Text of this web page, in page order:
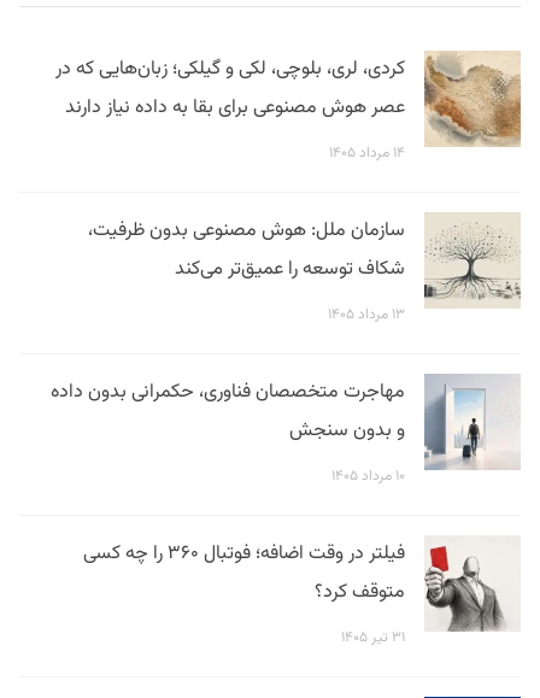
کردی، لری، بلوچی، لکی و گیلکی؛ زبان‌هایی که در
عصر هوش مصنوعی برای بقا به داده نیاز دارند
۱۴ مرداد ۱۴۰۵
سازمان ملل: هوش مصنوعی بدون ظرفیت،
شکاف توسعه را عمیق‌تر می‌کند
۱۳ مرداد ۱۴۰۵
مهاجرت متخصصان فناوری، حکمرانی بدون داده
و بدون سنجش
۱۰ مرداد ۱۴۰۵
فیلتر در وقت اضافه؛ فوتبال ۳۶۰ را چه کسی
متوقف کرد؟
۳۱ تیر ۱۴۰۵